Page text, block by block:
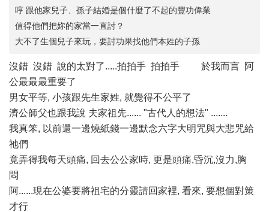
哼 跟他家兒子、孫子結婚是個什麼了不起的豐功偉業
值得他們把妳的家當一直討？
大不了生個兒子來玩，要討功果找他們本姓的子孫
沒錯 沒錯 說的太對了.....拍拍手 拍拍手
於我而言 阿
公最最最重要了
男女平等, 小孩跟先生家姓, 就覺得不公平了
濟公師父也跟我說 夫家祖先...... "古代人的想法" .......
我真笨, 以前還一邊燒紙錢一邊默念六字大明咒與大悲咒給
祂們
竟弄得我每天頭痛, 回去公公家時, 更是頭痛,昏沉,沒力,胸
悶
阿......現在公婆要將祖宅的分靈請回家裡, 看來, 要想個對策
才行